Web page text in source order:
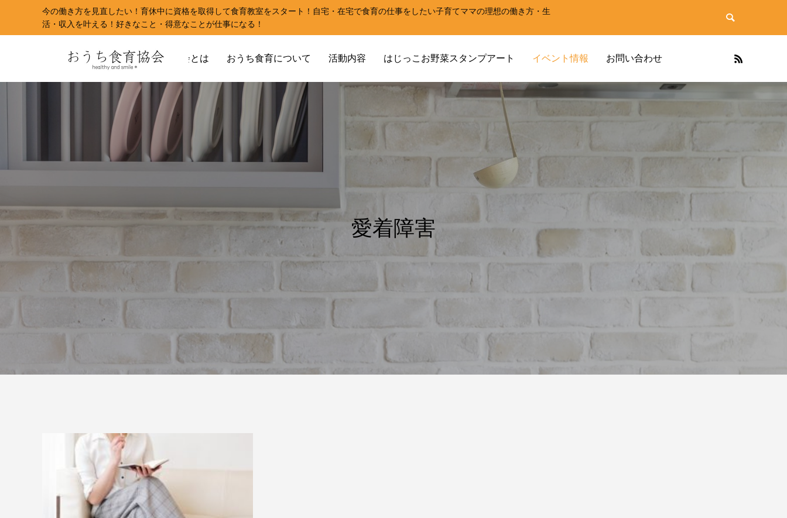
今の働き方を見直したい！育休中に資格を取得して食育教室をスタート！自宅・在宅で食育の仕事をしたい子育てママの理想の働き方・生
活・収入を叶える！好きなこと・得意なことが仕事になる！
おうち食育協会とは おうち食育について 活動内容 はじっこお野菜スタンプアート イベント情報 お問い合わせ
愛着障害